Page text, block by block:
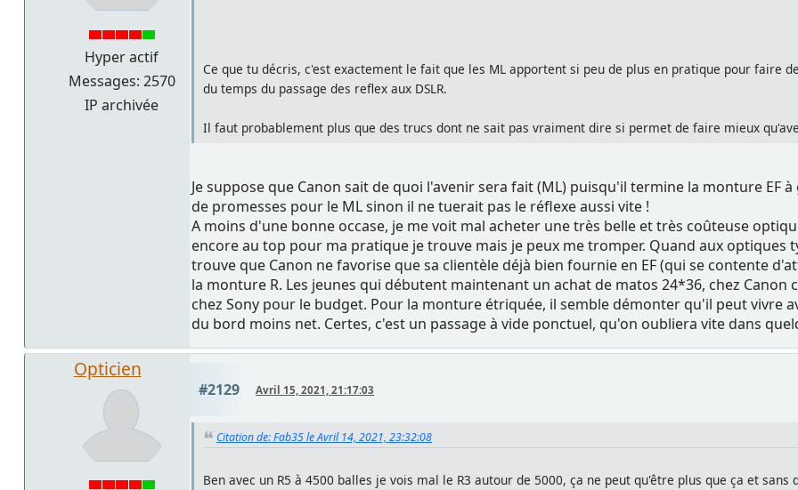
Hyper actif
Messages: 2570
IP archivée
Ce que tu décris, c'est exactement le fait que les ML apportent si peu de plus en pratique pour faire
du temps du passage des reflex aux DSLR.
Il faut probablement plus que des trucs dont ne sait pas vraiment dire si permet de faire mieux
Je suppose que Canon sait de quoi l'avenir sera fait (ML) puisqu'il termine la monture EF
de promesses pour le ML sinon il ne tuerait pas le réflexe aussi vite !
A moins d'une bonne occase, je me voit mal acheter une très belle et très coûteuse
encore au top pour ma pratique je trouve mais je peux me tromper. Quand aux optiques
trouve que Canon ne favorise que sa clientèle déjà bien fournie en EF (qui se contente
la monture R. Les jeunes qui débutent maintenant un achat de matos 24*36, chez Canon
chez Sony pour le budget. Pour la monture étriquée, il semble démonter qu'il peut vivre
du bord moins net. Certes, c'est un passage à vide ponctuel, qu'on oubliera vite dans
Opticien
#2129 Avril 15, 2021, 21:17:03
Citation de: Fab35 le Avril 14, 2021, 23:32:08
Ben avec un R5 à 4500 balles je vois mal le R3 autour de 5000, ça ne peut qu'être plus que ça et